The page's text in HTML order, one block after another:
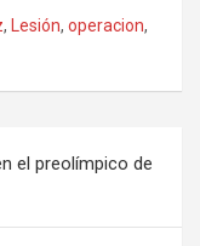
, Lesión, operacion,
el preolímpico de